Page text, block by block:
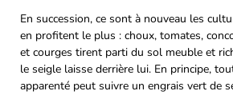
En succession, ce sont à nouveau les
en profitent le plus : choux, tomates,
et courges tirent parti du sol meuble et
le seigle laisse derrière lui. En principe,
apparenté peut suivre un engrais vert de